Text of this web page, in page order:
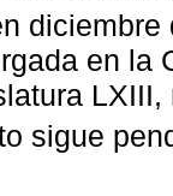
diciembre
en la
sigue